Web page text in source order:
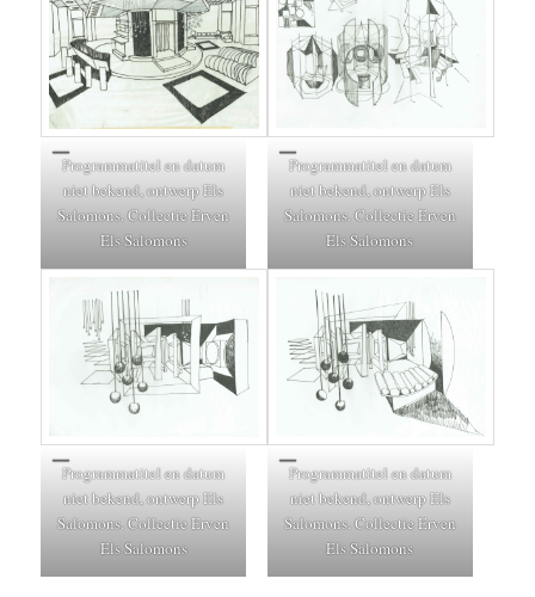
Programmatitel en datum
niet bekend, ontwerp Els
Salomons. Collectie Erven
Els Salomons
Programmatitel en datum
niet bekend, ontwerp Els
Salomons. Collectie Erven
Els Salomons
Programmatitel en datum
niet bekend, ontwerp Els
Salomons. Collectie Erven
Els Salomons
Programmatitel en datum
niet bekend, ontwerp Els
Salomons. Collectie Erven
Els Salomons